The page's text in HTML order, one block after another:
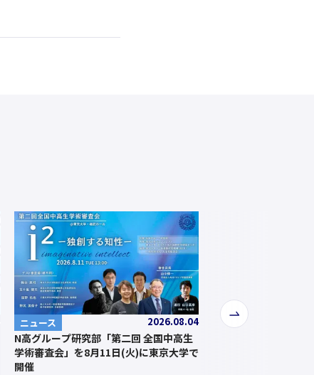
ニュース 2026.08.04
N高グループ研究部「第二回 全国中高生
学術審査会」を8月11日(火)に東京大学で
開催
次